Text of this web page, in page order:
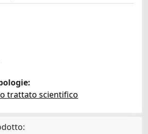
trattato scientifico